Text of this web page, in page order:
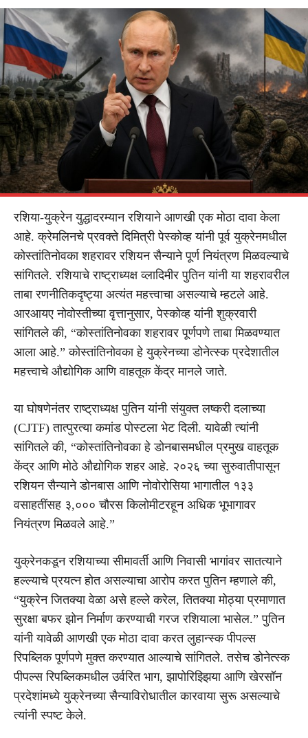
रशिया-युक्रेन युद्धादरम्यान रशियाने आणखी एक मोठा दावा केला
आहे. क्रेमलिनचे प्रवक्ते दिमित्री पेस्कोव्ह यांनी पूर्व युक्रेनमधील
कोस्तांतिनोवका शहरावर रशियन सैन्याने पूर्ण नियंत्रण मिळवल्याचे
सांगितले. रशियाचे राष्ट्राध्यक्ष व्लादिमीर पुतिन यांनी या शहरावरील
ताबा रणनीतिकदृष्ट्या अत्यंत महत्त्वाचा असल्याचे म्हटले आहे.
आरआयए नोवोस्तीच्या वृत्तानुसार, पेस्कोव्ह यांनी शुक्रवारी
सांगितले की, “कोस्तांतिनोवका शहरावर पूर्णपणे ताबा मिळवण्यात
आला आहे.” कोस्तांतिनोवका हे युक्रेनच्या डोनेत्स्क प्रदेशातील
महत्त्वाचे औद्योगिक आणि वाहतूक केंद्र मानले जाते.
या घोषणेनंतर राष्ट्राध्यक्ष पुतिन यांनी संयुक्त लष्करी दलाच्या
(CJTF) तात्पुरत्या कमांड पोस्टला भेट दिली. यावेळी त्यांनी
सांगितले की, “कोस्तांतिनोवका हे डोनबासमधील प्रमुख वाहतूक
केंद्र आणि मोठे औद्योगिक शहर आहे. २०२६ च्या सुरुवातीपासून
रशियन सैन्याने डोनबास आणि नोवोरोसिया भागातील १३३
वसाहतींसह ३,००० चौरस किलोमीटरहून अधिक भूभागावर
नियंत्रण मिळवले आहे.”
युक्रेनकडून रशियाच्या सीमावर्ती आणि निवासी भागांवर सातत्याने
हल्ल्याचे प्रयत्न होत असल्याचा आरोप करत पुतिन म्हणाले की,
“युक्रेन जितक्या वेळा असे हल्ले करेल, तितक्या मोठ्या प्रमाणात
सुरक्षा बफर झोन निर्माण करण्याची गरज रशियाला भासेल.” पुतिन
यांनी यावेळी आणखी एक मोठा दावा करत लुहान्स्क पीपल्स
रिपब्लिक पूर्णपणे मुक्त करण्यात आल्याचे सांगितले. तसेच डोनेत्स्क
पीपल्स रिपब्लिकमधील उर्वरित भाग, झापोरिझ्झिया आणि खेरसॉन
प्रदेशांमध्ये युक्रेनच्या सैन्याविरोधातील कारवाया सुरू असल्याचे
त्यांनी स्पष्ट केले.